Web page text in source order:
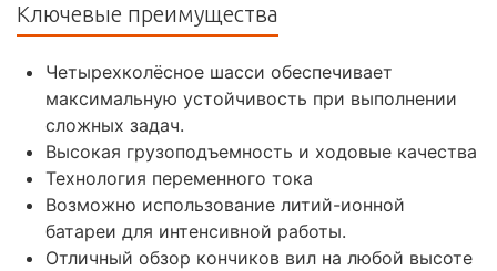
Ключевые преимущества
Четырехколёсное шасси обеспечивает
максимальную устойчивость при выполнении
сложных задач.
Высокая грузоподъемность и ходовые качества
Технология переменного тока
Возможно использование литий-ионной
батареи для интенсивной работы.
Отличный обзор кончиков вил на любой высоте